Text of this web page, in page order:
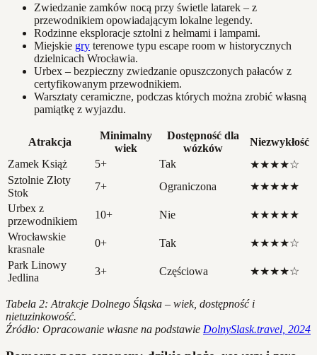
Zwiedzanie zamków nocą przy świetle latarek – z
przewodnikiem opowiadającym lokalne legendy.
Rodzinne eksploracje sztolni z hełmami i lampami.
Miejskie gry terenowe typu escape room w historycznych
dzielnicach Wrocławia.
Urbex – bezpieczny zwiedzanie opuszczonych pałaców z
certyfikowanym przewodnikiem.
Warsztaty ceramiczne, podczas których można zrobić własną
pamiątkę z wyjazdu.
Atrakcja
Minimalny
wiek
Dostępność dla
wózków
Niezwykłość
Zamek Książ
5+ Tak
★★★★☆
Sztolnie Złoty
Stok
7+ Ograniczona
★★★★★
Urbex z
przewodnikiem
10+ Nie
★★★★★
Wrocławskie
krasnale
0+ Tak
★★★★☆
Park Linowy
Jedlina
3+ Częściowa ★★★★☆
Tabela 2: Atrakcje Dolnego Śląska – wiek, dostępność i
nietuzinkowość.
Źródło: Opracowanie własne na podstawie DolnySlask.travel, 2024